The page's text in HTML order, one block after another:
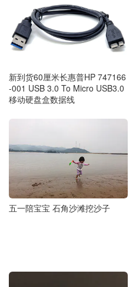
新到货60厘米长惠普HP 747166
-001 USB 3.0 To Micro USB3.0
移动硬盘盒数据线
五一陪宝宝 石角沙滩挖沙子